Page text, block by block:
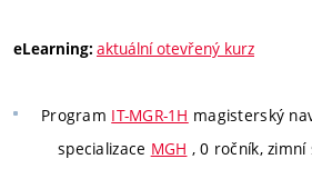
eLearning: aktuální otevřený kurz
Program IT-MGR-1H magisterský
specializace MGH , 0 ročník,